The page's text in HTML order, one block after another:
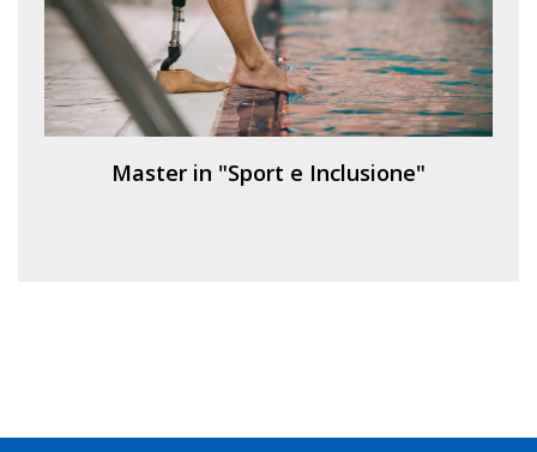
Master in "Sport e Inclusione"